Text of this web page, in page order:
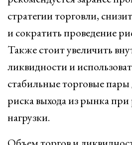
стратегии торговли,
и сократить проведение
Также стоит увеличить
ликвидности и
стабильные торговые
риска выхода из рынка при
нагрузки.